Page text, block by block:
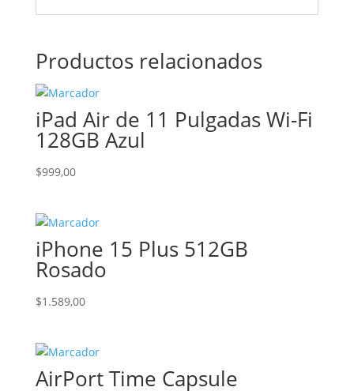
Productos relacionados
iPad Air de 11 Pulgadas Wi-Fi
128GB Azul
$999,00
iPhone 15 Plus 512GB
Rosado
$1.589,00
AirPort Time Capsule